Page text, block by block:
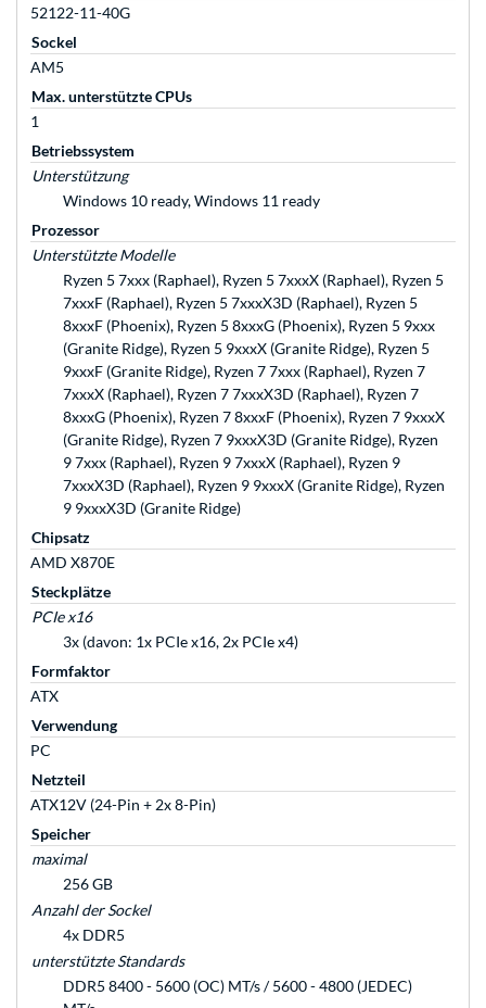
52122-11-40G
Sockel
AM5
Max. unterstützte CPUs
1
Betriebssystem
Unterstützung
Windows 10 ready, Windows 11 ready
Prozessor
Unterstützte Modelle
Ryzen 5 7xxx (Raphael), Ryzen 5 7xxxX (Raphael), Ryzen 5
7xxxF (Raphael), Ryzen 5 7xxxX3D (Raphael), Ryzen 5
8xxxF (Phoenix), Ryzen 5 8xxxG (Phoenix), Ryzen 5 9xxx
(Granite Ridge), Ryzen 5 9xxxX (Granite Ridge), Ryzen 5
9xxxF (Granite Ridge), Ryzen 7 7xxx (Raphael), Ryzen 7
7xxxX (Raphael), Ryzen 7 7xxxX3D (Raphael), Ryzen 7
8xxxG (Phoenix), Ryzen 7 8xxxF (Phoenix), Ryzen 7 9xxxX
(Granite Ridge), Ryzen 7 9xxxX3D (Granite Ridge), Ryzen
9 7xxx (Raphael), Ryzen 9 7xxxX (Raphael), Ryzen 9
7xxxX3D (Raphael), Ryzen 9 9xxxX (Granite Ridge), Ryzen
9 9xxxX3D (Granite Ridge)
Chipsatz
AMD X870E
Steckplätze
PCIe x16
3x (davon: 1x PCIe x16, 2x PCIe x4)
Formfaktor
ATX
Verwendung
PC
Netzteil
ATX12V (24-Pin + 2x 8-Pin)
Speicher
maximal
256 GB
Anzahl der Sockel
4x DDR5
unterstützte Standards
DDR5 8400 - 5600 (OC) MT/s / 5600 - 4800 (JEDEC)